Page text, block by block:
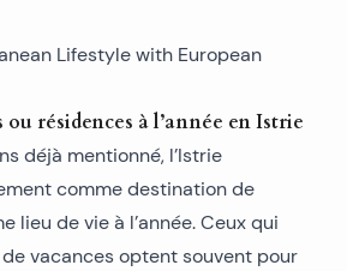
ou résidences à l’année en Istrie
déjà mentionné, l’Istrie
comme destination de
lieu de vie à l’année. Ceux qui
vacances optent souvent pour